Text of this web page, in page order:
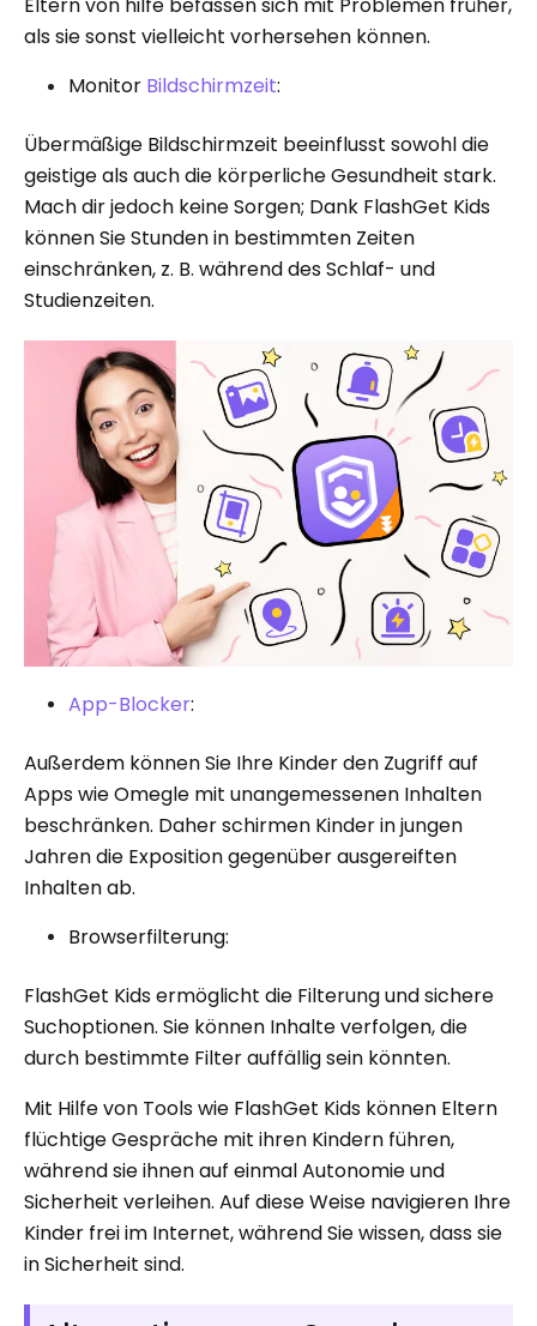
als sie sonst vielleicht vorhersehen können.
Monitor Bildschirmzeit:
Übermäßige Bildschirmzeit beeinflusst sowohl die
geistige als auch die körperliche Gesundheit stark.
Mach dir jedoch keine Sorgen; Dank FlashGet Kids
können Sie Stunden in bestimmten Zeiten
einschränken, z. B. während des Schlaf- und
Studienzeiten.
App-Blocker:
Außerdem können Sie Ihre Kinder den Zugriff auf
Apps wie Omegle mit unangemessenen Inhalten
beschränken. Daher schirmen Kinder in jungen
Jahren die Exposition gegenüber ausgereiften
Inhalten ab.
Browserfilterung:
FlashGet Kids ermöglicht die Filterung und sichere
Suchoptionen. Sie können Inhalte verfolgen, die
durch bestimmte Filter auffällig sein könnten.
Mit Hilfe von Tools wie FlashGet Kids können Eltern
flüchtige Gespräche mit ihren Kindern führen,
während sie ihnen auf einmal Autonomie und
Sicherheit verleihen. Auf diese Weise navigieren Ihre
Kinder frei im Internet, während Sie wissen, dass sie
in Sicherheit sind.